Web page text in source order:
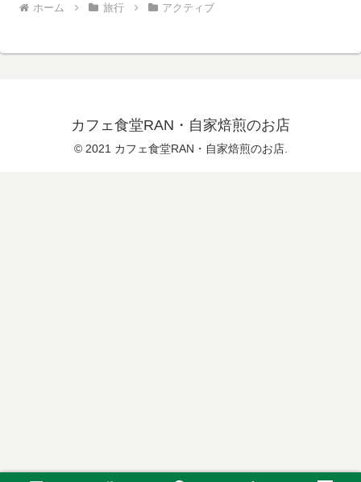
ホーム 旅行 アクティブ
カフェ食堂RAN・自家焙煎のお店
© 2021 カフェ食堂RAN・自家焙煎のお店.